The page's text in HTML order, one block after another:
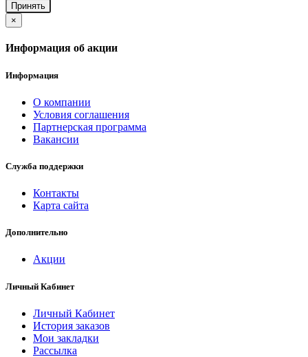
Принять
×
Информация об акции
Информация
О компании
Условия соглашения
Партнерская программа
Вакансии
Служба поддержки
Контакты
Карта сайта
Дополнительно
Акции
Личный Кабинет
Личный Кабинет
История заказов
Мои закладки
Рассылка